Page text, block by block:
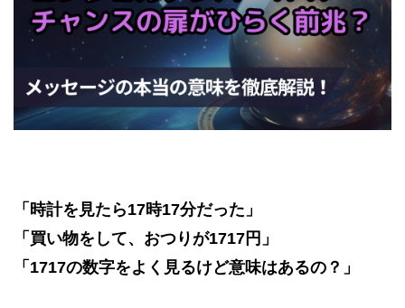
「時計を見たら17時17分だった」
「買い物をして、おつりが1717円」
「1717の数字をよく見るけど意味はあるの？」